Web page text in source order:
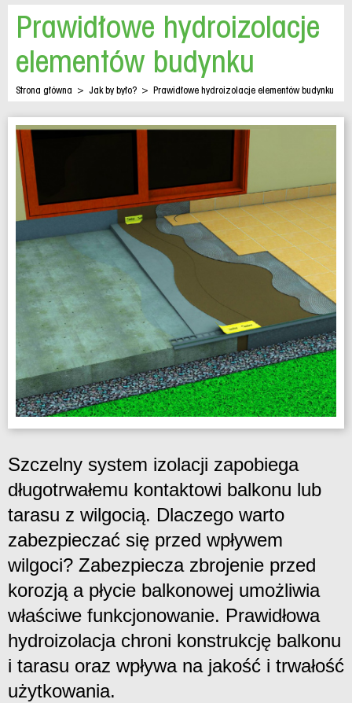
Prawidłowe hydroizolacje
elementów budynku
Strona główna > Jak by było? > Prawidłowe hydroizolacje elementów budynku
Szczelny system izolacji zapobiega
długotrwałemu kontaktowi balkonu lub
tarasu z wilgocią. Dlaczego warto
zabezpieczać się przed wpływem
wilgoci? Zabezpiecza zbrojenie przed
korozją a płycie balkonowej umożliwia
właściwe funkcjonowanie. Prawidłowa
hydroizolacja chroni konstrukcję balkonu
i tarasu oraz wpływa na jakość i trwałość
użytkowania.